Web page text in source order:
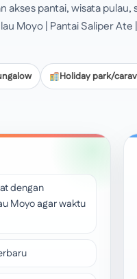
pantai, wisata pulau,
Moyo | Pantai Saliper Ate
Holiday park/
dengan
Moyo agar waktu